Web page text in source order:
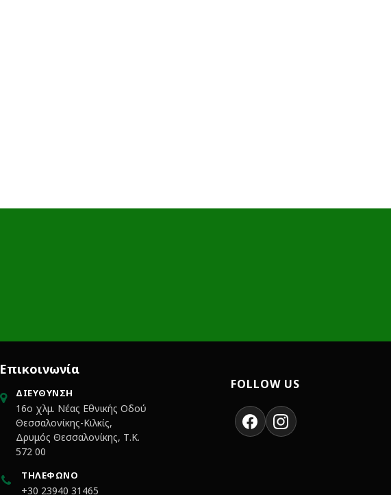
Επικοινωνία
ΔΙΕΎΘΥΝΣΗ
16ο χλμ. Νέας Εθνικής Οδού
Θεσσαλονίκης-Κιλκίς,
Δρυμός Θεσσαλονίκης, Τ.Κ.
572 00
ΤΗΛΈΦΩΝΟ
+30 23940 31465
FOLLOW US